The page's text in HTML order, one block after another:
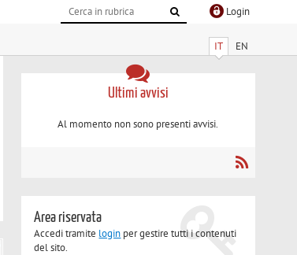
Login
IT EN
Ultimi avvisi
Al momento non sono presenti avvisi.
Area riservata
Accedi tramite login per gestire tutti i contenuti
del sito.